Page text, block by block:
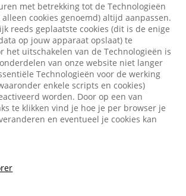
met betrekking tot de Technologieën
cookies genoemd) altijd aanpassen.
reeds geplaatste cookies (dit is de enige
op jouw apparaat opslaat) te
het uitschakelen van de Technologieën is
van onze website niet langer
Technologieën voor de werking
enkele scripts en cookies)
worden. Door op een van
te klikken vind je hoe je per browser je
en eventueel je cookies kan